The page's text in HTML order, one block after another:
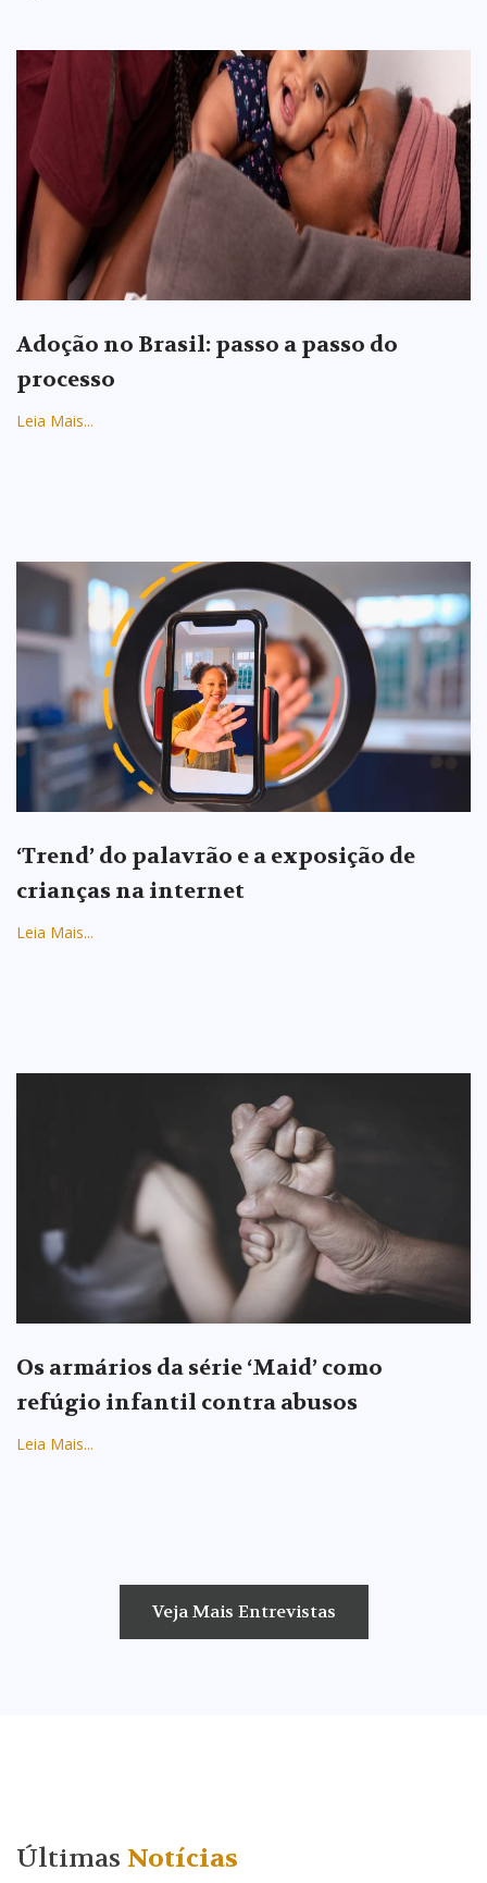
Adoção no Brasil: passo a passo do
processo
Leia Mais...
‘Trend’ do palavrão e a exposição de
crianças na internet
Leia Mais...
Os armários da série ‘Maid’ como
refúgio infantil contra abusos
Leia Mais...
Veja Mais Entrevistas
Últimas Notícias